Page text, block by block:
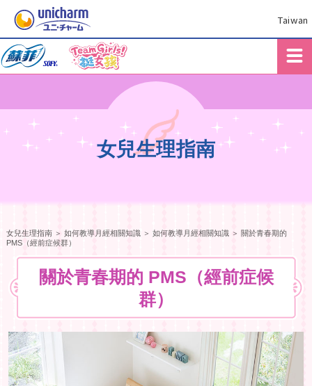
Taiwan
女兒生理指南
女兒生理指南＞ 如何教導月經相關知識 ＞ 如何教導月經相關知識 ＞ 關於青春期的
PMS（經前症候群）
關於青春期的 PMS（經前症候
群）